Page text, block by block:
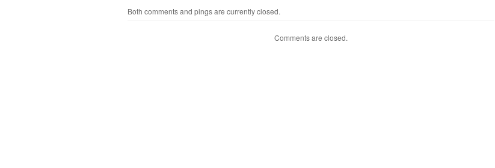
Both comments and pings are currently closed.
Comments are closed.